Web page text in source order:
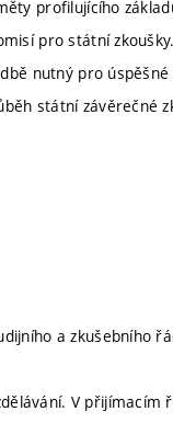
profilujícího
pro státní
nutný pro
státní závěrečné
a zkušebního
V přijímacím